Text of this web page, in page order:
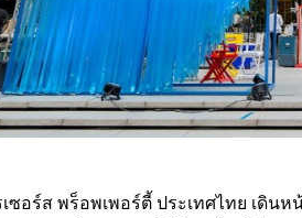
เซอร์ส พร็อพเพอร์ตี้ ประเทศไทย เดิ